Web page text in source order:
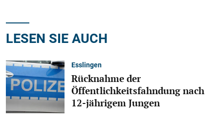
LESEN SIE AUCH
Esslingen
Rücknahme der
Öffentlichkeitsfahndung nach
12-jährigem Jungen